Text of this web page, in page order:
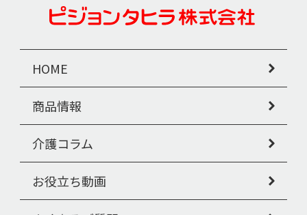
HOME
商品情報
介護コラム
お役立ち動画